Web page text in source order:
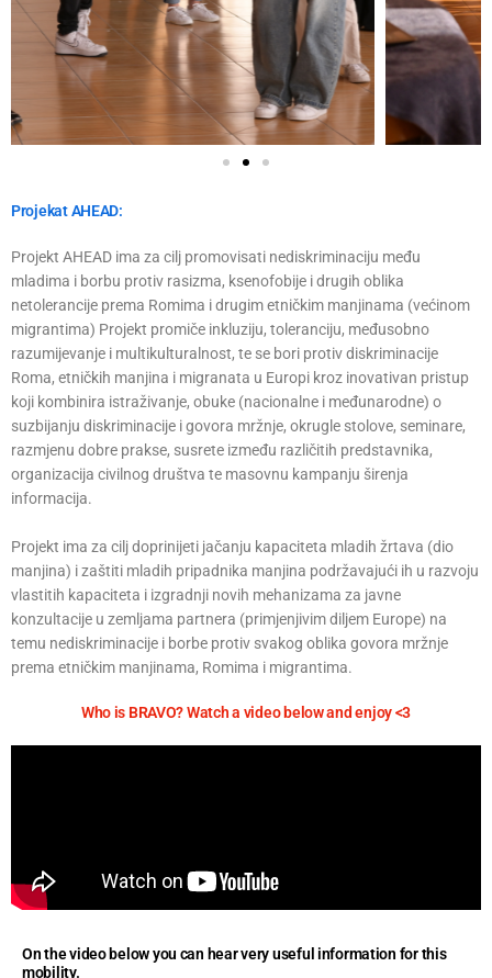
Projekat AHEAD:
Projekt AHEAD ima za cilj promovisati nediskriminaciju među
mladima i borbu protiv rasizma, ksenofobije i drugih oblika
netolerancije prema Romima i drugim etničkim manjinama (većinom
migrantima) Projekt promiče inkluziju, toleranciju, međusobno
razumijevanje i multikulturalnost, te se bori protiv diskriminacije
Roma, etničkih manjina i migranata u Europi kroz inovativan pristup
koji kombinira istraživanje, obuke (nacionalne i međunarodne) o
suzbijanju diskriminacije i govora mržnje, okrugle stolove, seminare,
razmjenu dobre prakse, susrete između različitih predstavnika,
organizacija civilnog društva te masovnu kampanju širenja
informacija.
Projekt ima za cilj doprinijeti jačanju kapaciteta mladih žrtava (dio
manjina) i zaštiti mladih pripadnika manjina podržavajući ih u razvoju
vlastitih kapaciteta i izgradnji novih mehanizama za javne
konzultacije u zemljama partnera (primjenjivim diljem Europe) na
temu nediskriminacije i borbe protiv svakog oblika govora mržnje
prema etničkim manjinama, Romima i migrantima.
Who is BRAVO? Watch a video below and enjoy <3
On the video below you can hear very useful information for this
mobility.